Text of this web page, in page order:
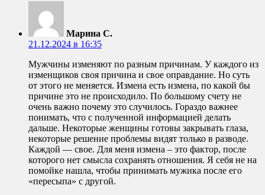
Марина С.
21.12.2024 в 16:35
Мужчины изменяют по разным причинам. У каждого из
изменщиков своя причина и свое оправдание. Но суть
от этого не меняется. Измена есть измена, по какой бы
причине это не происходило. По большому счету не
очень важно почему это случилось. Гораздо важнее
понимать, что с полученной информацией делать
дальше. Некоторые женщины готовы закрывать глаза,
некоторые решение проблемы видят только в разводе.
Каждой — свое. Для меня измена – это фактор, после
которого нет смысла сохранять отношения. Я себя не на
помойке нашла, чтобы принимать мужика после его
«пересыпа» с другой.